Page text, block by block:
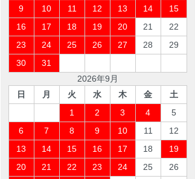
9
10 11 12 13 14
15
16
17 18 19 20 21
22
23
24 25 26 27 28
29
30
31
2026年9月
日
月 火 水 木 金
土
1
2 3 4
5
6
7 8 9 10 11
12
13
14 15 16 17 18
19
20
21 22 23 24 25
26